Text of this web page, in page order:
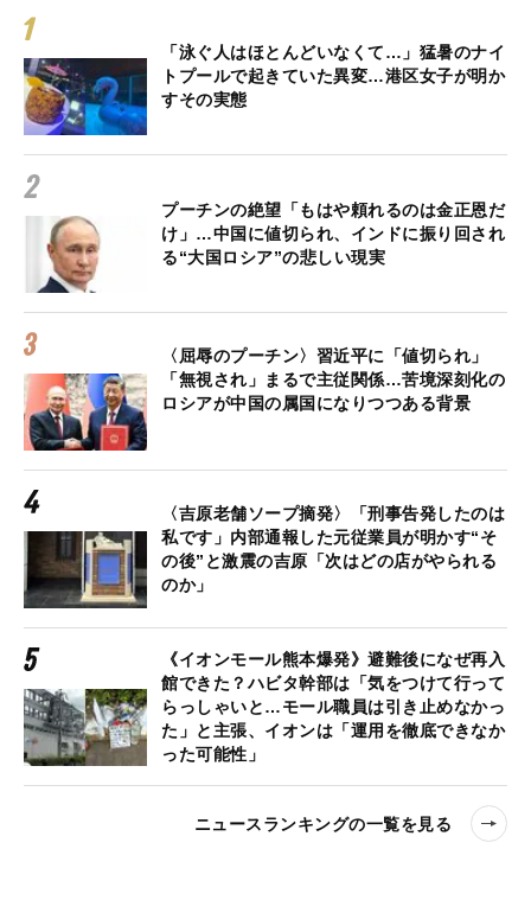
「泳ぐ人はほとんどいなくて…」猛暑のナイ
トプールで起きていた異変…港区女子が明か
すその実態
プーチンの絶望「もはや頼れるのは金正恩だ
け」…中国に値切られ、インドに振り回され
る“大国ロシア”の悲しい現実
〈屈辱のプーチン〉習近平に「値切られ」
「無視され」まるで主従関係…苦境深刻化の
ロシアが中国の属国になりつつある背景
〈吉原老舗ソープ摘発〉「刑事告発したのは
私です」内部通報した元従業員が明かす“そ
の後”と激震の吉原「次はどの店がやられる
のか」
《イオンモール熊本爆発》避難後になぜ再入
館できた？ハビタ幹部は「気をつけて行って
らっしゃいと…モール職員は引き止めなかっ
た」と主張、イオンは「運用を徹底できなか
った可能性」
ニュースランキングの一覧を見る